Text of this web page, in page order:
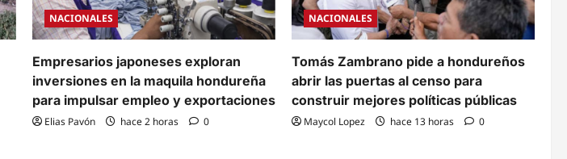
NACIONALES
Empresarios japoneses exploran
inversiones en la maquila hondureña
para impulsar empleo y exportaciones
Elias Pavón hace 2 horas 0
NACIONALES
Tomás Zambrano pide a hondureños
abrir las puertas al censo para
construir mejores políticas públicas
Maycol Lopez hace 13 horas 0